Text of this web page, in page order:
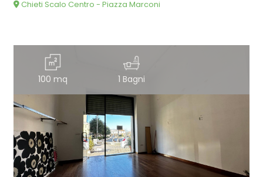
Chieti Scalo Centro - Piazza Marconi
100 mq 1 Bagni